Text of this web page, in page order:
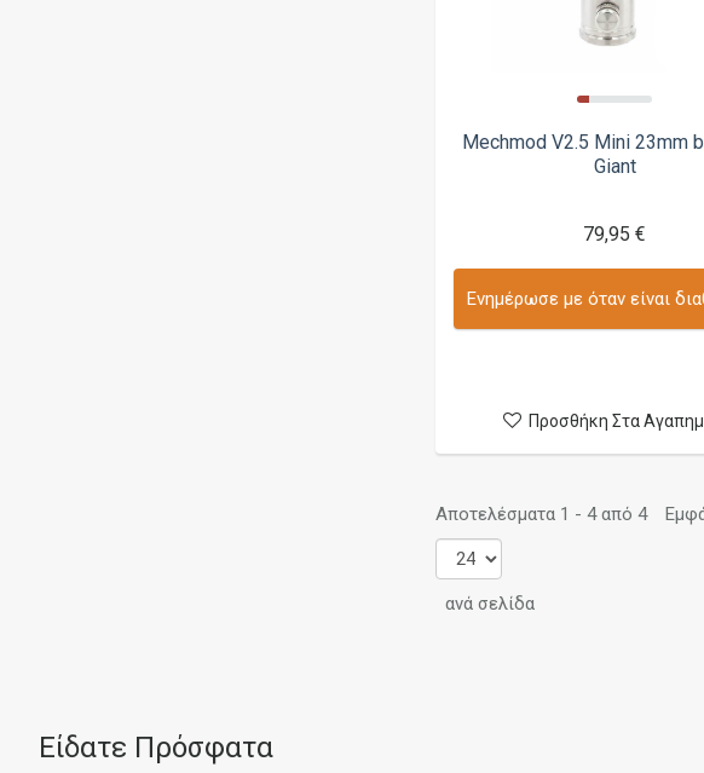
Kennedy Vapor
Mechmod V2.5 Mini 23mm
Giant
79,95 €
Ενημέρωσε με όταν είναι
Προσθήκη Στα
Αποτελέσματα 1 - 4 από 4
ανά σελίδα
Είδατε Πρόσφατα